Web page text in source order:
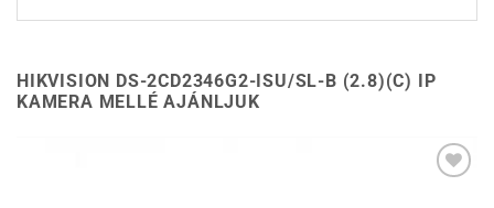
HIKVISION DS-2CD2346G2-ISU/SL-B (2.8)(C) IP
KAMERA MELLÉ AJÁNLJUK